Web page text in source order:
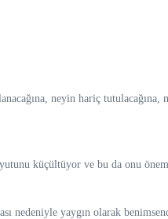
neyin hariç tutulacağına,
küçültüyor ve bu da onu
nedeniyle yaygın olarak